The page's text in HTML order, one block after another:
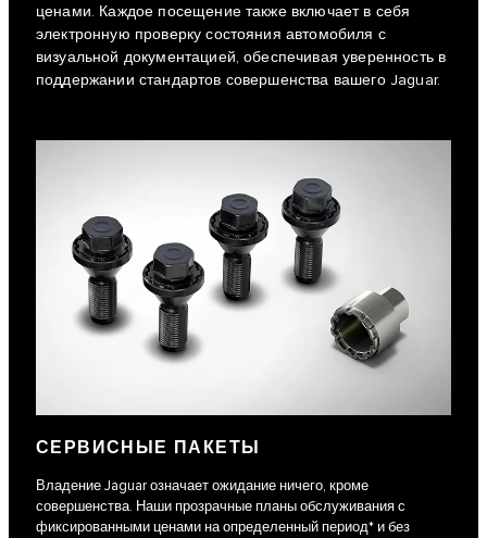
ценами. Каждое посещение также включает в себя
электронную проверку состояния автомобиля с
визуальной документацией, обеспечивая уверенность в
поддержании стандартов совершенства вашего Jaguar.
СЕРВИСНЫЕ ПАКЕТЫ
Владение Jaguar означает ожидание ничего, кроме
совершенства. Наши прозрачные планы обслуживания с
фиксированными ценами на определенный период* и без